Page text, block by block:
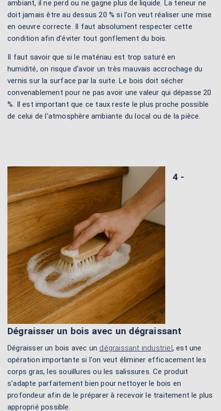
ambiant, il ne perd ou ne gagne plus de liquide. La teneur ne
doit jamais être au dessus 20 % si l'on veut réaliser une mise
en oeuvre correcte. Il faut absolument respecter cette
condition afin d'éviter tout gonflement du bois.
Il faut savoir que si le matériau est trop saturé en
humidité, on risque d'avoir un très mauvais accrochage du
vernis sur la surface par la suite. Le bois doit sécher
convenablement pour ne pas avoir une valeur qui dépasse 20
%. Il est important que ce taux reste le plus proche possible
de celui de l'atmosphère ambiante du local ou de la pièce.
4 -
Dégraisser un bois avec un dégraissant
Dégraisser un bois avec un dégraissant industriel, est une
opération importante si l'on veut éliminer efficacement les
corps gras, les souillures ou les salissures. Ce produit
s'adapte parfaitement bien pour nettoyer le bois en
profondeur afin de le préparer à recevoir le traitement le plus
approprié possible.